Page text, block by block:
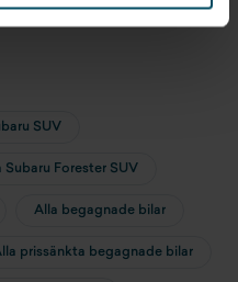
SUV
Subaru Forester SUV
Alla begagnade bilar
prissänkta begagnade bilar